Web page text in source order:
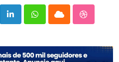
LinkedInWhatsappCloud